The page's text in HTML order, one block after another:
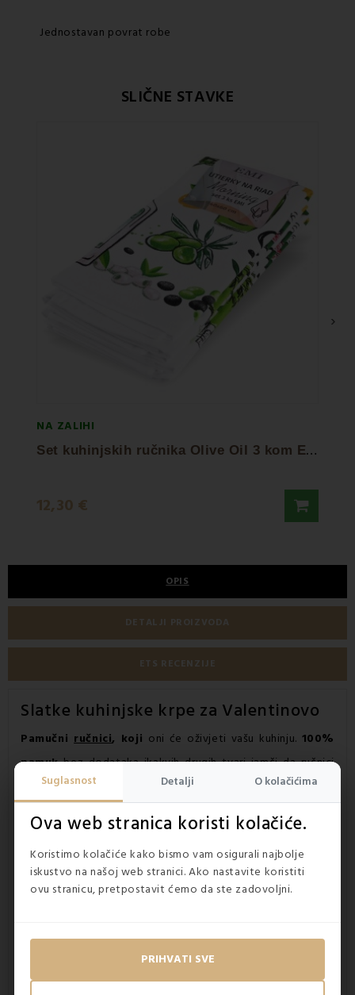
Suglasnost Detalji O kolačićima
Ova web stranica koristi kolačiće.
Koristimo kolačiće kako bismo vam osigurali najbolje
iskustvo na našoj web stranici. Ako nastavite koristiti
ovu stranicu, pretpostavit ćemo da ste zadovoljni.
PRIHVATI SVE
Jednostavan povrat robe
SLIČNE STAVKE
NA ZALIHI
S
et kuhinjskih ručnika Olive Oil 3 kom EMI
12,30 €
›
OPIS
DETALJI PROIZVODA
ETS RECENZIJE
Slatke kuhinjske krpe za Valentinovo
Pamučni ručnici, koji oni će oživjeti vašu kuhinju. 100%
pamukbez dodataka ikakvih drugih tvari jamči da ručnici
savršenoupijaju vodu
. Gusto tkana tkanina produljit će
pranja.